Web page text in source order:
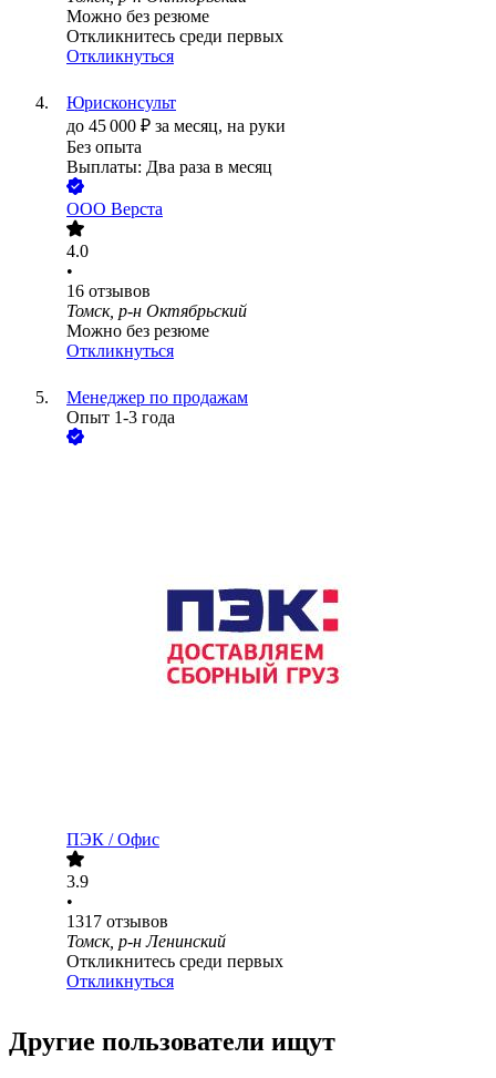
Можно без резюме
Откликнитесь среди первых
Откликнуться
Юрисконсульт
до 45 000 ₽ за месяц, на руки
Без опыта
Выплаты: Два раза в месяц
ООО Верста
4.0
•
16 отзывов
Томск, р-н Октябрьский
Можно без резюме
Откликнуться
Менеджер по продажам
Опыт 1-3 года
ПЭК / Офис
3.9
•
1317 отзывов
Томск, р-н Ленинский
Откликнитесь среди первых
Откликнуться
Другие пользователи ищут